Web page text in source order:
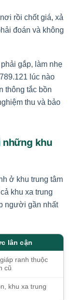
rồi chốt giá, xả
đoán và không
gắp, làm nhẹ
lúc nào
thông tắc bồn
thu và bảo
những khu
ở khu trung tâm
khu xa trung
người gần nhất
lân cận
ranh thuộc
cũ
khu xa trung